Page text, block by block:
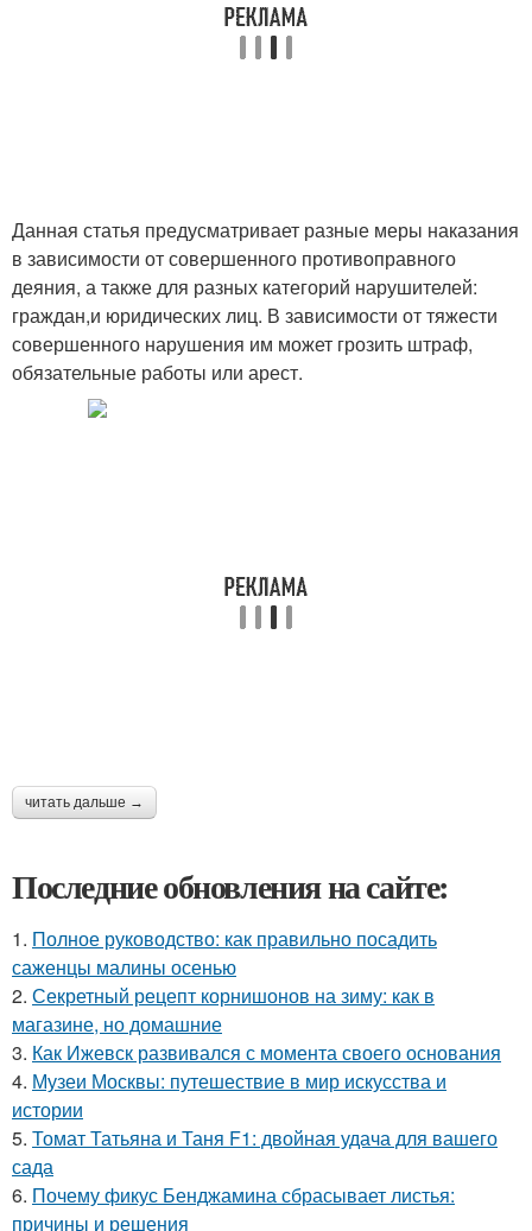
Данная статья предусматривает разные меры наказания
в зависимости от совершенного противоправного
деяния, а также для разных категорий нарушителей:
граждан,и юридических лиц. В зависимости от тяжести
совершенного нарушения им может грозить штраф,
обязательные работы или арест.
читать дальше →
Последние обновления на сайте:
1. Полное руководство: как правильно посадить
саженцы малины осенью
2. Секретный рецепт корнишонов на зиму: как в
магазине, но домашние
3. Как Ижевск развивался с момента своего основания
4. Музеи Москвы: путешествие в мир искусства и
истории
5. Томат Татьяна и Таня F1: двойная удача для вашего
сада
6. Почему фикус Бенджамина сбрасывает листья:
причины и решения